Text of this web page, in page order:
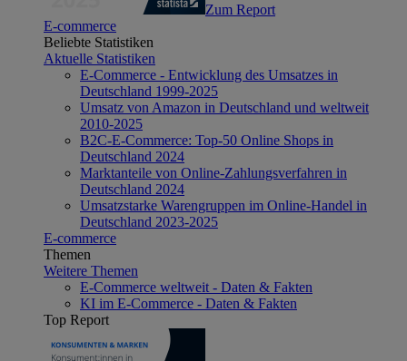
Zum Report
E-commerce
Beliebte Statistiken
Aktuelle Statistiken
E-Commerce - Entwicklung des Umsatzes in
Deutschland 1999-2025
Umsatz von Amazon in Deutschland und weltweit
2010-2025
B2C-E-Commerce: Top-50 Online Shops in
Deutschland 2024
Marktanteile von Online-Zahlungsverfahren in
Deutschland 2024
Umsatzstarke Warengruppen im Online-Handel in
Deutschland 2023-2025
E-commerce
Themen
Weitere Themen
E-Commerce weltweit - Daten & Fakten
KI im E-Commerce - Daten & Fakten
Top Report